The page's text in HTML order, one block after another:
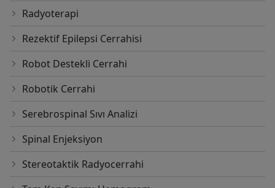
Radyoterapi
Rezektif Epilepsi Cerrahisi
Robot Destekli Cerrahi
Robotik Cerrahi
Serebrospinal Sıvı Analizi
Spinal Enjeksiyon
Stereotaktik Radyocerrahi